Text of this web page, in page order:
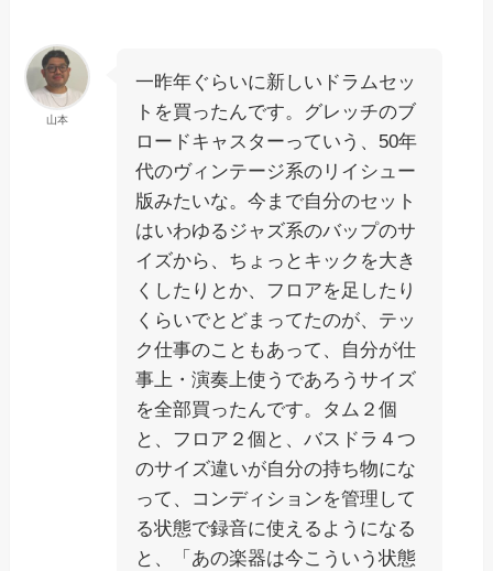
山本
一昨年ぐらいに新しいドラムセッ
トを買ったんです。グレッチのブ
ロードキャスターっていう、50年
代のヴィンテージ系のリイシュー
版みたいな。今まで自分のセット
はいわゆるジャズ系のバップのサ
イズから、ちょっとキックを大き
くしたりとか、フロアを足したり
くらいでとどまってたのが、テッ
ク仕事のこともあって、自分が仕
事上・演奏上使うであろうサイズ
を全部買ったんです。タム２個
と、フロア２個と、バスドラ４つ
のサイズ違いが自分の持ち物にな
って、コンディションを管理して
る状態で録音に使えるようになる
と、「あの楽器は今こういう状態